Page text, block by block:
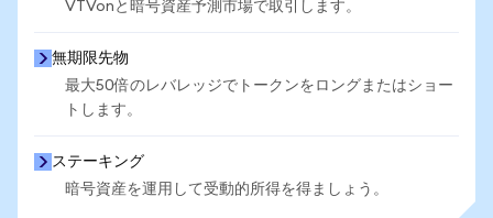
VTVonと暗号資産予測市場で取引します。
無期限先物
最大50倍のレバレッジでトークンをロングまたはショー
トします。
ステーキング
暗号資産を運用して受動的所得を得ましょう。